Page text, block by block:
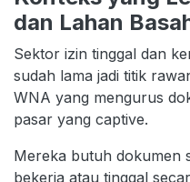
dan Lahan
Sektor izin tinggal dan
sudah lama jadi titik
WNA yang mengurus
pasar yang captive.
Mereka butuh dokumen
bekerja atau tinggal